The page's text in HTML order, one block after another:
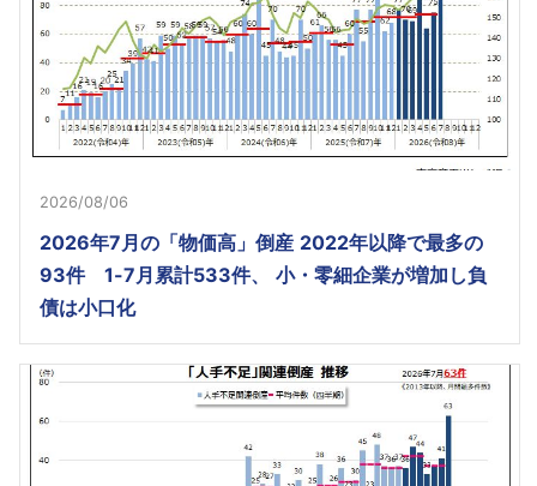
2026/08/06
2026年7月の「物価高」倒産 2022年以降で最多の
93件 1-7月累計533件、 小・零細企業が増加し負
債は小口化